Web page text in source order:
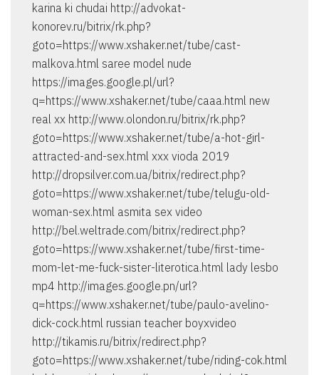
karina ki chudai http://advokat-
konorev.ru/bitrix/rk.php?
goto=https://www.xshaker.net/tube/cast-
malkova.html saree model nude
https://images.google.pl/url?
q=https://www.xshaker.net/tube/caaa.html new
real xx http://www.olondon.ru/bitrix/rk.php?
goto=https://www.xshaker.net/tube/a-hot-girl-
attracted-and-sex.html xxx vioda 2019
http://dropsilver.com.ua/bitrix/redirect.php?
goto=https://www.xshaker.net/tube/telugu-old-
woman-sex.html asmita sex video
http://bel.weltrade.com/bitrix/redirect.php?
goto=https://www.xshaker.net/tube/first-time-
mom-let-me-fuck-sister-literotica.html lady lesbo
mp4 http://images.google.pn/url?
q=https://www.xshaker.net/tube/paulo-avelino-
dick-cock.html russian teacher boyxvideo
http://tikamis.ru/bitrix/redirect.php?
goto=https://www.xshaker.net/tube/riding-cok.html